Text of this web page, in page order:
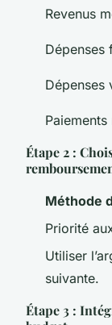
Revenus
Dépenses
Dépenses
Étape 2 :
Méthode
Priorité
Utiliser
suivante.
Étape 3 :